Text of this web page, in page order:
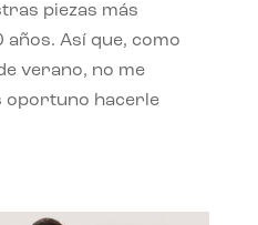
piezas más
años. Así que, como
verano, no me
oportuno hacerle